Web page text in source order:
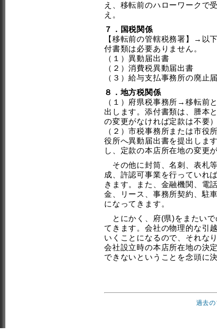
え、移転前のハローワークで
え。
７．国税関係
【移転前の管轄税務署】→以
付書類は必要ありません。
（１）異動届出書
（２）消費税異動届出書
（３）給与支払事務所の廃止
８．地方税関係
（１）府県税事務所→移転前
出します。添付書類は、謄本
の変更がなければ定款は不要
（２）市税事務所または市
役所へ異動届出書を提出しま
し、定款の本店所在地の変更
その他に封筒、名刺、表札
成、許認可事業を行っていれ
きます。また、金融機関、電
金、リース、事務所契約、駐
になってきます。
とにかく、府(県)をまたいで
てきます。会社の物理的な引
いくことになるので、それな
会社設立時の本店所在地の決
できないということを念頭に
過去